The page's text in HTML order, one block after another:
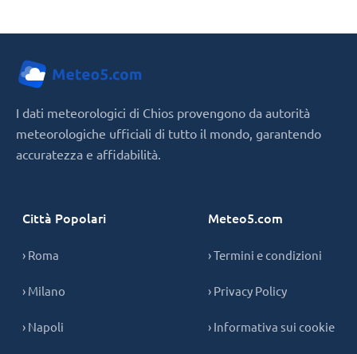
I dati meteorologici di Chios provengono da autorità
meteorologiche ufficiali di tutto il mondo, garantendo
accuratezza e affidabilità.
Città Popolari
› Roma
› Milano
› Napoli
Meteo5.com
› Termini e condizioni
› Privacy Policy
› Informativa sui cookie